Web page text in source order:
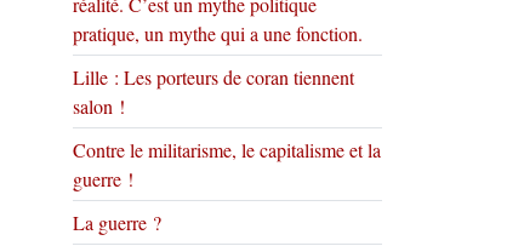
pratique, un mythe qui a une fonction.
Lille : Les porteurs de coran tiennent
salon !
Contre le militarisme, le capitalisme et la
guerre !
La guerre ?